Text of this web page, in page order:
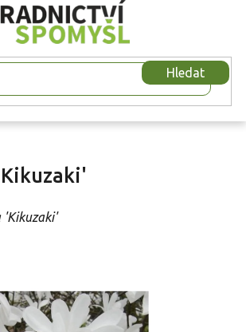
Hledat
'Kikuzaki'